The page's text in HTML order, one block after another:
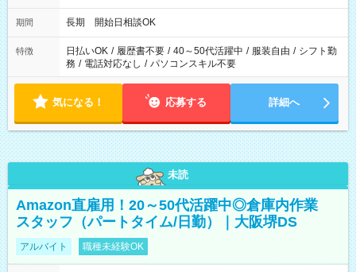
期間 長期 開始日相談OK
特徴 日払いOK / 履歴書不要 / 40～50代活躍中 / 服装自由 / シフト勤
務 / 電話対応なし / パソコンスキル不要
気になる！ 応募する 詳細へ
未読
Amazon直雇用！20～50代活躍中◎倉庫内作業
スタッフ（パートタイム/日勤）｜大阪堺DS
アルバイト 職種未経験OK